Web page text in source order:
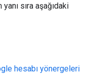
sıra aşağıdaki
hesabı yönergeleri